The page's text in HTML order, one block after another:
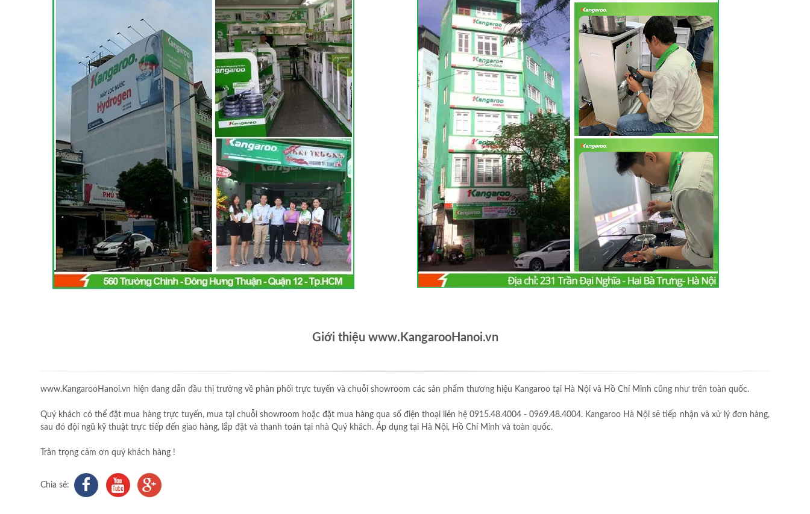
Giới thiệu www.KangarooHanoi.vn
www.KangarooHanoi.vn hiện đang dẫn đầu thị trường về phân phối trực tuyến và chuỗi showroom các sản phẩm thương hiệu Kangaroo tại Hà Nội và Hồ Chí Minh cũng như trên toàn quốc.
Quý khách có thể đặt mua hàng trực tuyến, mua tại chuỗi showroom hoặc đặt mua hàng qua số điện thoại liên hệ 0915.48.4004 - 0969.48.4004. Kangaroo Hà Nội sẽ tiếp nhận và xử lý đơn hàng,
sau đó đội ngũ kỹ thuật trực tiếp đến giao hàng, lắp đặt và thanh toán tại nhà Quý khách. Áp dụng tại Hà Nội, Hồ Chí Minh và toàn quốc.
Trân trọng cảm ơn quý khách hàng !
Chia sẻ: